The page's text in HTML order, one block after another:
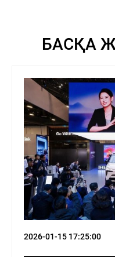
БАСҚА
2026-01-15 17:25:00